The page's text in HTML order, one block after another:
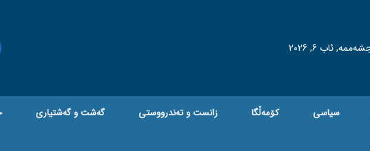
ئاب 6, 2026
سیاسی کۆمەڵگا زانست و تەندرووستی گه‌شت و گه‌شتیاری